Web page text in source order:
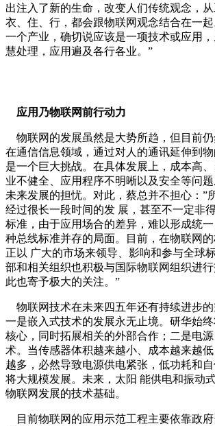
出注入了新的生命，改变人们传统观念，从
衣、住、行，都会跟物联网观念结合在一
一个产业，确切说应该是一项技术或应用
慧处理，应用遍及各行各业。”
应用乃物联网前行动力
物联网的发展虽然是大势所趋，但目前仍
在通信信息领域，通过对人的通讯延伸到
是一个巨大挑战。在具体发展上，成本高
业不健全、应用程序不明晰以及安全等问
未来发展的担忧。对此，蔡总并不担心：”
经过很长一段时间的发 展，甚至不一定非
标准，由于应用场合的差异，难以形成统
种总线标准并存的局面。目前，在物联网
正以 广大的市场来领导、影响和参与全球
部和相关组织也积极与国际物联网组织进
此也寄予极大的关注。”
物联网技术在未来四五年还有持续进步的
一是嵌入式技术的发展永无止境。研华始
核心，同时拓展相关的外部合作；二是电
术。当传感器体积越来越小、成本越来越
越多，必然导致电源供电紧张，低功耗和
将大规模发展。未来，太阳 能供电和振动
物联网发展的技术基础。
目前物联网的应用示范工程主要依靠政